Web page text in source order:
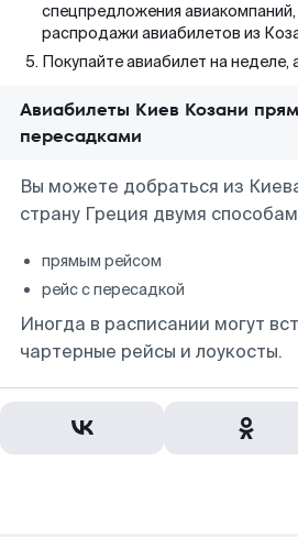
спецпредложения авиакомпаний,
распродажи авиабилетов из
Покупайте авиабилет на неделе,
Авиабилеты Киев Козани
пересадками
Вы можете добраться из
страну Греция двумя
прямым рейсом
рейс с пересадкой
Иногда в расписании могут
чартерные рейсы и лоукосты.